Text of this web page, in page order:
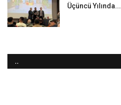
Üçüncü Yılında...
..